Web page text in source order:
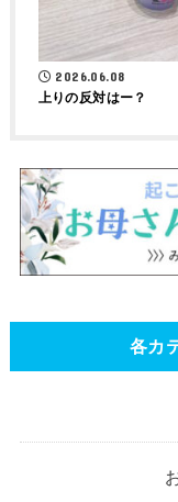
2026.06.08
上りの反対はー？
各カ